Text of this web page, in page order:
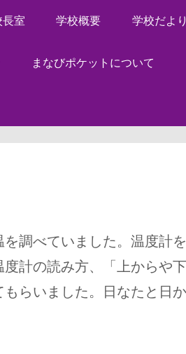
長室 学校概要 学校だより
まなびポケットについて
調べていました。温度計
計の読み方、「上からや
らいました。日なたと日